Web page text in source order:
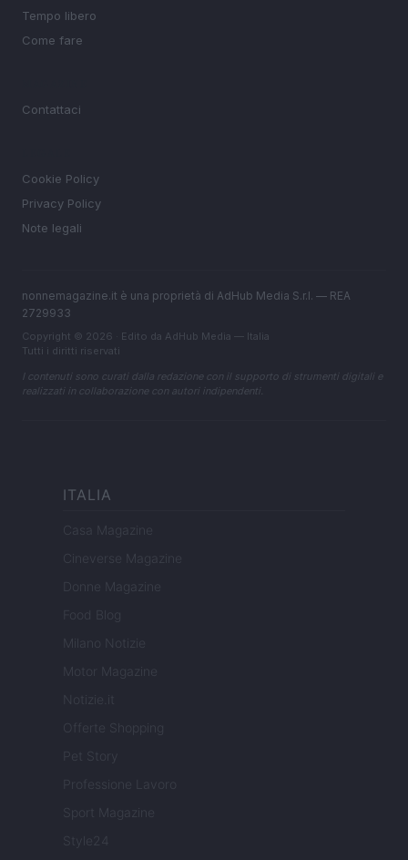
Tempo libero
Come fare
Contattaci
Cookie Policy
Privacy Policy
Note legali
nonnemagazine.it è una proprietà di AdHub Media S.r.l. — REA
2729933
Copyright © 2026 · Edito da AdHub Media — Italia
Tutti i diritti riservati
I contenuti sono curati dalla redazione con il supporto di strumenti digitali e
realizzati in collaborazione con autori indipendenti.
ITALIA
Casa Magazine
Cineverse Magazine
Donne Magazine
Food Blog
Milano Notizie
Motor Magazine
Notizie.it
Offerte Shopping
Professione Lavoro
Sport Magazine
Style24